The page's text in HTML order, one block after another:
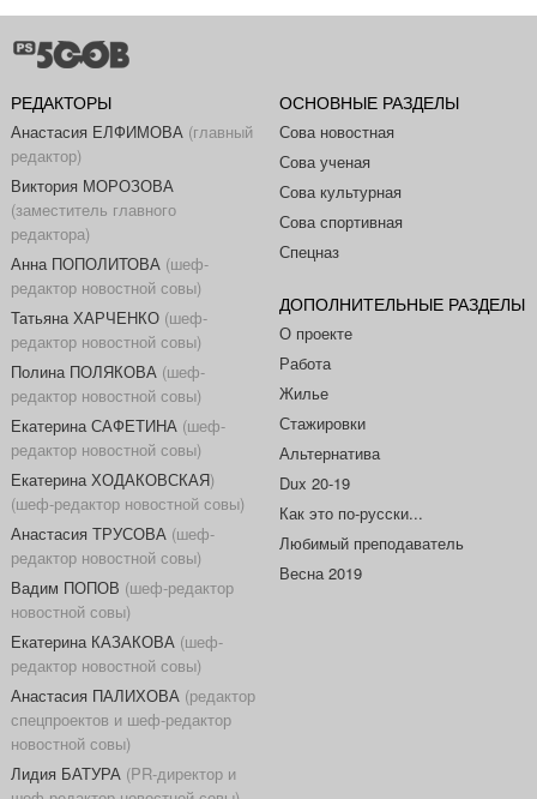
РЕДАКТОРЫ
Анастасия ЕЛФИМОВА (главный
редактор)
Виктория МОРОЗОВА
(заместитель главного
редактора)
Анна ПОПОЛИТОВА (шеф-
редактор новостной совы)
Татьяна ХАРЧЕНКО(шеф-
редактор новостной совы)
Полина ПОЛЯКОВА (шеф-
редактор новостной совы)
Екатерина САФЕТИНА (шеф-
редактор новостной совы)
Екатерина ХОДАКОВСКАЯ)
(шеф-редактор новостной совы)
Анастасия ТРУСОВА (шеф-
редактор новостной совы)
Вадим ПОПОВ (шеф-редактор
новостной совы)
Екатерина КАЗАКОВА (шеф-
редактор новостной совы)
Анастасия ПАЛИХОВА (редактор
спецпроектов и шеф-редактор
новостной совы)
Лидия БАТУРА (PR-директор и
ОСНОВНЫЕ РАЗДЕЛЫ
Сова новостная
Сова ученая
Сова культурная
Сова спортивная
Спецназ
ДОПОЛНИТЕЛЬНЫЕ РАЗДЕЛЫ
О проекте
Работа
Жилье
Стажировки
Альтернатива
Dux 20-19
Как это по-русски...
Любимый преподаватель
Весна 2019